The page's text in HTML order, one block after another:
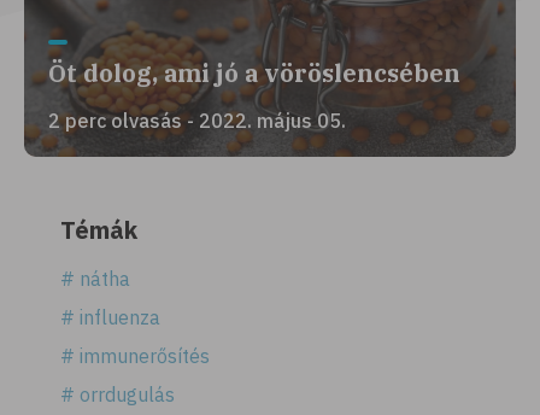
Öt dolog, ami jó a vöröslencsében
2 perc olvasás - 2022. május 05.
Témák
# nátha
# influenza
# immunerősítés
# orrdugulás